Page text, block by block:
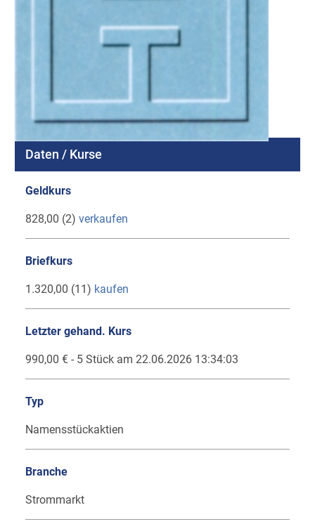
Daten / Kurse
Geldkurs
828,00 (2) verkaufen
Briefkurs
1.320,00 (11) kaufen
Letzter gehand. Kurs
990,00 € - 5 Stück am 22.06.2026 13:34:03
Typ
Namensstückaktien
Branche
Strommarkt